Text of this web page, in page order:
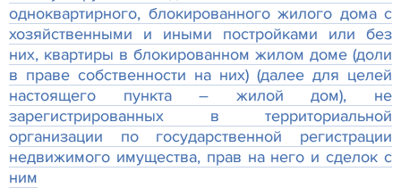
одноквартирного, блокированного жилого дома с
хозяйственными и иными постройками или без
них, квартиры в блокированном жилом доме (доли
в праве собственности на них) (далее для целей
настоящего пункта – жилой дом), не
зарегистрированных в территориальной
организации по государственной регистрации
недвижимого имущества, прав на него и сделок с
ним